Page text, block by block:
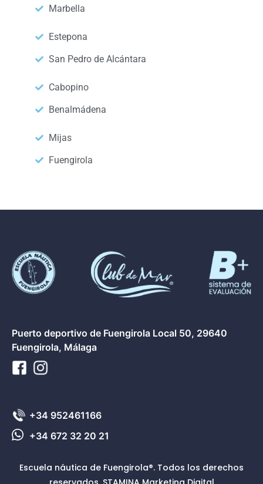
Marbella
Estepona
San Pedro de Alcántara
Cabopino
Benalmádena
Mijas
Fuengirola
Puerto deportivo de Fuengirola Local 50, 29640
Fuengirola, Málaga
+34 952461166
+34 672 32 20 21
Escuela náutica de Fuengirola®. Todos los derechos